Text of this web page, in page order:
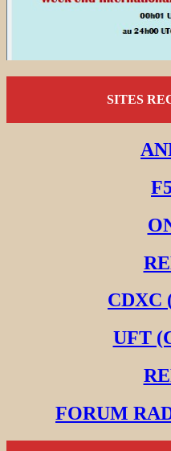
SITES
CDXC
UFT
FORUM